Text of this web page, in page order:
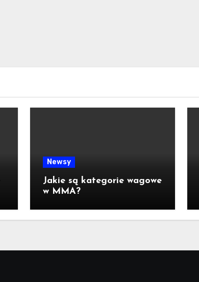
Newsy
Jakie są kategorie wagowe
w MMA?